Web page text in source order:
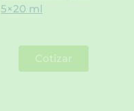
5×20 ml
Cotizar